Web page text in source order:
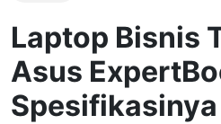
Laptop Bisnis
Asus
Spesifikasinya